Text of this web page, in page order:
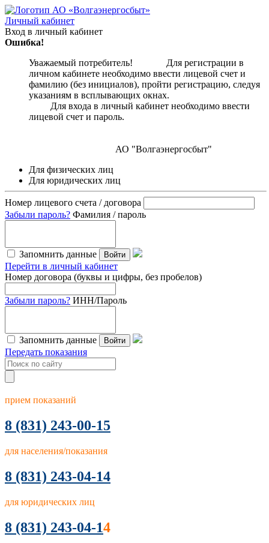
Личный кабинет
Вход в личный кабинет
Ошибка!
Уважаемый потребитель! Для регистрации в
личном кабинете необходимо ввести лицевой счет и
фамилию (без инициалов), пройти регистрацию, следуя
указаниям в всплывающих окнах.
Для входа в личный кабинет необходимо ввести
лицевой счет и пароль.
АО "Волгаэнергосбыт"
Для физических лиц
Для юридических лиц
Номер лицевого счета / договора
Забыли пароль? Фамилия / пароль
Запомнить данные Войти
Перейти в личный кабинет
Номер договора (буквы и цифры, без пробелов)
Забыли пароль? ИНН/Пароль
Запомнить данные Войти
Передать показания
прием показаний
8 (831) 243-00-15
для населения/показания
8 (831) 243-04-14
для юридических лиц
8 (831) 243-04-14